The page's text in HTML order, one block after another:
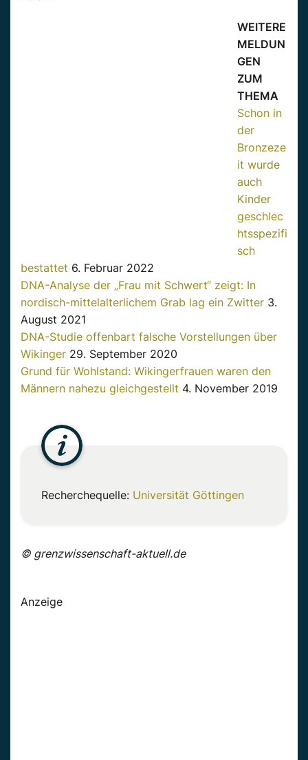
WEITERE
MELDUN
GEN
ZUM
THEMA
Schon in
der
Bronzeze
it wurde
auch
Kinder
geschlec
htsspezifi
sch
bestattet 6. Februar 2022
DNA-Analyse der „Frau mit Schwert“ zeigt: In
nordisch-mittelalterlichem Grab lag ein Zwitter 3.
August 2021
DNA-Studie offenbart falsche Vorstellungen über
Wikinger 29. September 2020
Grund für Wohlstand: Wikingerfrauen waren den
Männern nahezu gleichgestellt 4. November 2019
Recherchequelle: Universität Göttingen
© grenzwissenschaft-aktuell.de
Anzeige